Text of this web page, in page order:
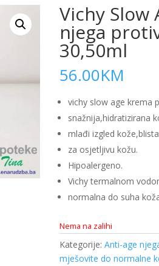
Vichy Slow
njega
30,50ml
56.00KM
vichy slow age krema
snažnija,hidratizirana
mlađi izgled
za osjetljivu kožu.
Hipoalergeno.
Vichy termalnom
normalna do suha
Nema na zalihi
Kategorije:Anti-age
mješovite do normalne